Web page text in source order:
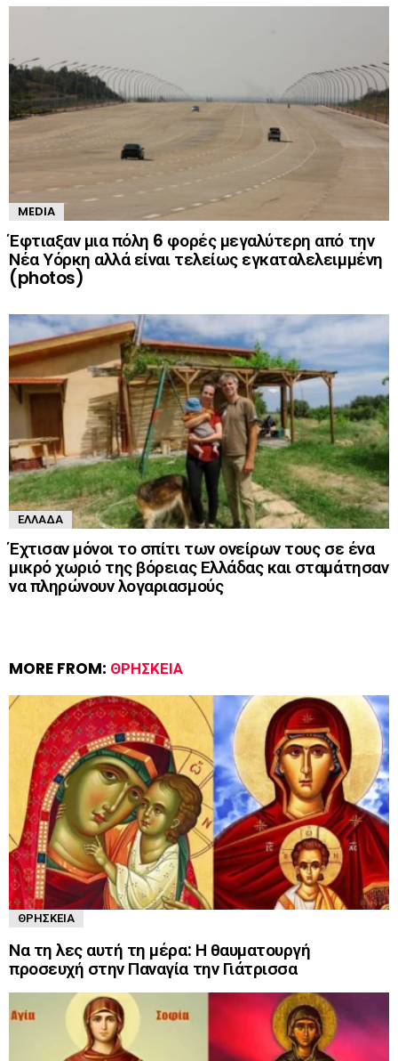
MEDIA
Έφτιαξαν μια πόλη 6 φορές μεγαλύτερη από την
Νέα Υόρκη αλλά είναι τελείως εγκαταλελειμμένη
(photos)
ΕΛΛΆΔΑ
Έχτισαν μόνοι το σπίτι των ονείρων τους σε ένα
μικρό χωριό της βόρειας Ελλάδας και σταμάτησαν
να πληρώνουν λογαριασμούς
MORE FROM: ΘΡΗΣΚΕΊΑ
ΘΡΗΣΚΕΊΑ
Να τη λες αυτή τη μέρα: Η θαυματουργή
προσευχή στην Παναγία την Γιάτρισσα